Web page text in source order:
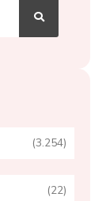
(3.254)
(22)